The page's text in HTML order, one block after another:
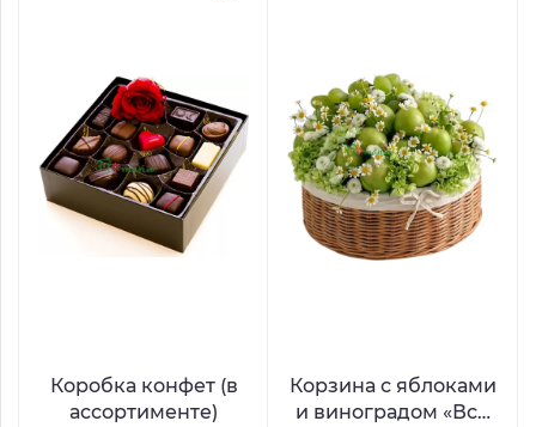
Коробка конфет (в
ассортименте)
Корзина с яблоками
и виноградом «Всё